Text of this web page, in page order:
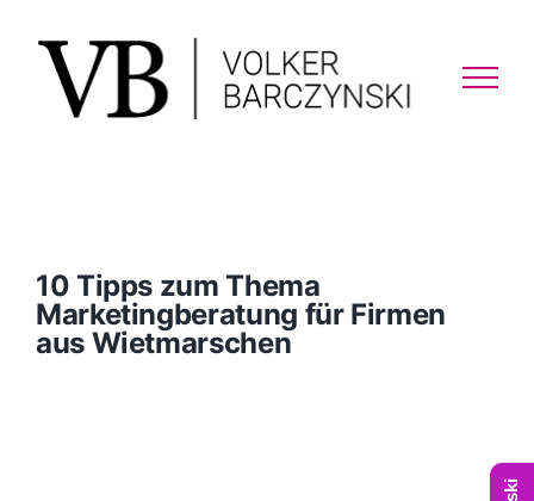
content
10 Tipps zum Thema
Marketingberatung für Firmen
aus Wietmarschen